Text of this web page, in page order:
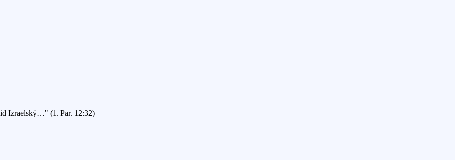
Izraelský…" (1. Par. 12:32)